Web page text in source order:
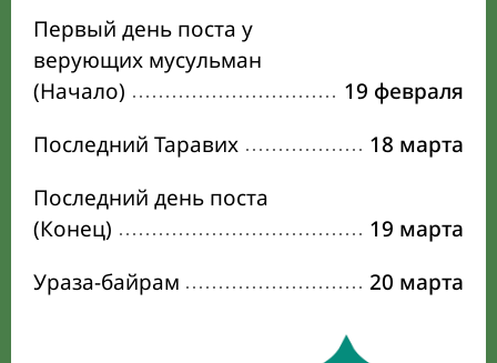
Первый день поста у
верующих мусульман
(Начало)
19 февраля
Последний Таравих
18 марта
Последний день поста
(Конец)
19 марта
Ураза-байрам
20 марта